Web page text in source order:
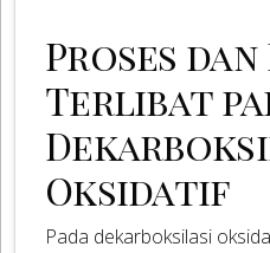
Proses dan
Terlibat
Oksidatif
Pada dekarboksilasi